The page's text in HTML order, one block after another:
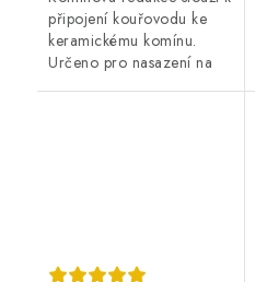
připojení kouřovodu ke
keramickému komínu.
Určeno pro nasazení na